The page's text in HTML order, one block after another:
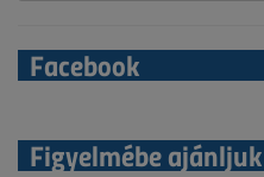
Facebook
Figyelmébe ajánljuk